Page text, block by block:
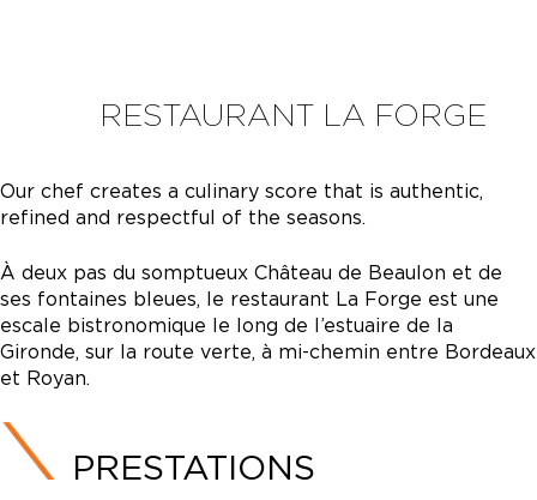
RESTAURANT LA FORGE
Our chef creates a culinary score that is authentic,
refined and respectful of the seasons.
À deux pas du somptueux Château de Beaulon et de
ses fontaines bleues, le restaurant La Forge est une
escale bistronomique le long de l’estuaire de la
Gironde, sur la route verte, à mi-chemin entre Bordeaux
et Royan.
PRESTATIONS